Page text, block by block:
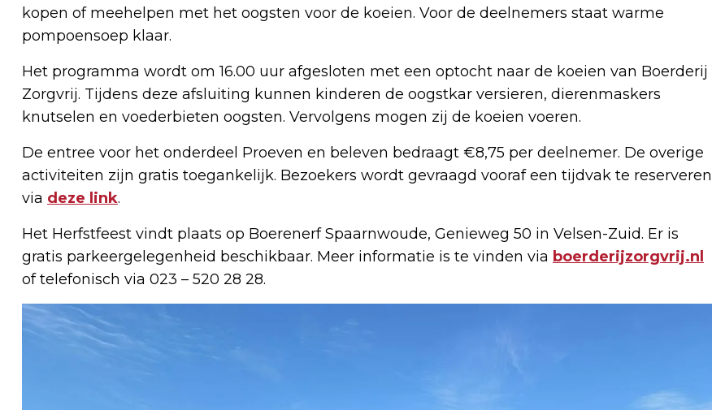
kopen of meehelpen met het oogsten voor de koeien. Voor de deelnemers staat warme
pompoensoep klaar.
Het programma wordt om 16.00 uur afgesloten met een optocht naar de koeien van Boerderij
Zorgvrij. Tijdens deze afsluiting kunnen kinderen de oogstkar versieren, dierenmaskers
knutselen en voederbieten oogsten. Vervolgens mogen zij de koeien voeren.
De entree voor het onderdeel Proeven en beleven bedraagt €8,75 per deelnemer. De overige
activiteiten zijn gratis toegankelijk. Bezoekers wordt gevraagd vooraf een tijdvak te reserveren
via deze link.
Het Herfstfeest vindt plaats op Boerenerf Spaarnwoude, Genieweg 50 in Velsen-Zuid. Er is
gratis parkeergelegenheid beschikbaar. Meer informatie is te vinden via boerderijzorgvrij.nl
of telefonisch via 023 – 520 28 28.